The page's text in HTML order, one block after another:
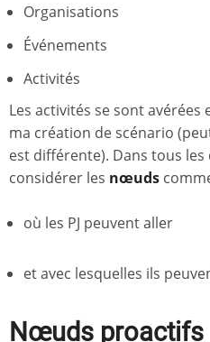
Organisations
Événements
Activités
Les activités se sont
ma création de scénario
est différente). Dans tous les
considérer les nœuds
où les PJ peuvent aller
et avec lesquelles ils
Nœuds proactifs